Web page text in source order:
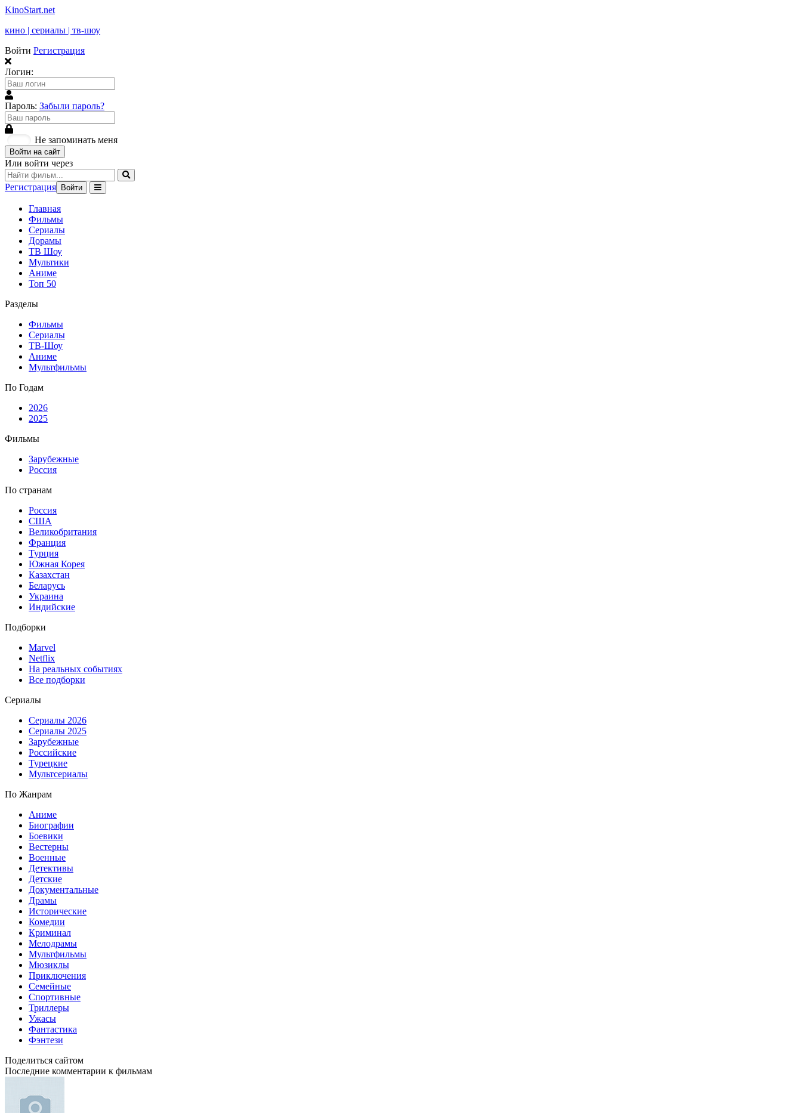
KinoStart.net
кино | сериалы | тв-шоу
Войти Регистрация
Логин:
Пароль: Забыли пароль?
Не запоминать меня
Войти на сайт
Или войти через
Регистрация Войти
Главная
Фильмы
Сериалы
Дорамы
ТВ Шоу
Мультики
Аниме
Топ 50
Разделы
Фильмы
Сериалы
ТВ-Шоу
Аниме
Мультфильмы
По Годам
2026
2025
Фильмы
Зарубежные
Россия
По странам
Россия
США
Великобритания
Франция
Турция
Южная Корея
Казахстан
Беларусь
Украина
Индийские
Подборки
Marvel
Netflix
На реальных событиях
Все подборки
Сериалы
Сериалы 2026
Сериалы 2025
Зарубежные
Российские
Турецкие
Мультсериалы
По Жанрам
Аниме
Биографии
Боевики
Вестерны
Военные
Детективы
Детские
Документальные
Драмы
Исторические
Комедии
Криминал
Мелодрамы
Мультфильмы
Мюзиклы
Приключения
Семейные
Спортивные
Триллеры
Ужасы
Фантастика
Фэнтези
Поделиться сайтом
Последние комментарии к фильмам